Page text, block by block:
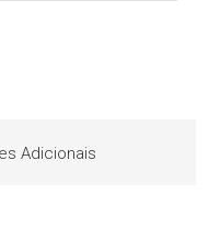
Adicionais